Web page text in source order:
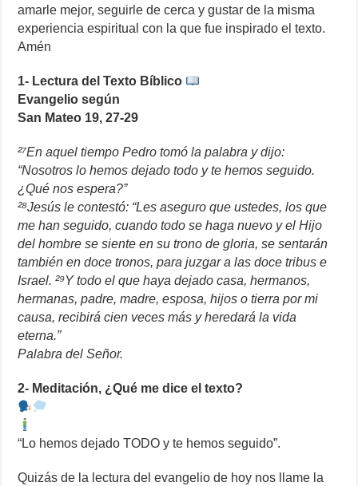
amarle mejor, seguirle de cerca y gustar de la misma
experiencia espiritual con la que fue inspirado el texto.
Amén
1- Lectura del Texto Bíblico
Evangelio según
San Mateo 19, 27-29
²⁷En aquel tiempo Pedro tomó la palabra y dijo:
“Nosotros lo hemos dejado todo y te hemos seguido.
¿Qué nos espera?”
²⁸Jesús le contestó: “Les aseguro que ustedes, los que
me han seguido, cuando todo se haga nuevo y el Hijo
del hombre se siente en su trono de gloria, se sentarán
también en doce tronos, para juzgar a las doce tribus e
Israel. ²⁹Y todo el que haya dejado casa, hermanos,
hermanas, padre, madre, esposa, hijos o tierra por mi
causa, recibirá cien veces más y heredará la vida
eterna.”
Palabra del Señor.
2- Meditación, ¿Qué me dice el texto?
“Lo hemos dejado TODO y te hemos seguido”.
Quizás de la lectura del evangelio de hoy nos llame la